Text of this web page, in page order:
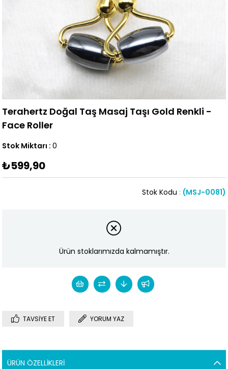
Terahertz Doğal Taş Masaj Taşı Gold Renkli -
Face Roller
Stok Miktarı : 0
₺599,90
(MSJ-0081)
Stok Kodu
Ürün stoklarımızda kalmamıştır.
TAVSIYE ET YORUM YAZ
ÜRÜN ÖZELLIKLERI